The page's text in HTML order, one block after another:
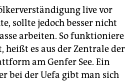
live vor
sollte jedoch besser nicht
arbeiten. So funktioniere
heißt es aus der Zentrale der
am Genfer See. Ein
bei der Uefa gibt man sich